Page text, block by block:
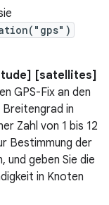
[satellites]
GPS-Fix an den
Breitengrad in
Zahl von 1 bis 12
Bestimmung der
und geben Sie die
in Knoten